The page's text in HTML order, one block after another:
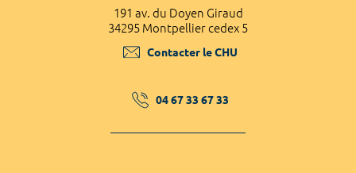
191 av. du Doyen Giraud
34295 Montpellier cedex 5
Contacter le CHU
04 67 33 67 33